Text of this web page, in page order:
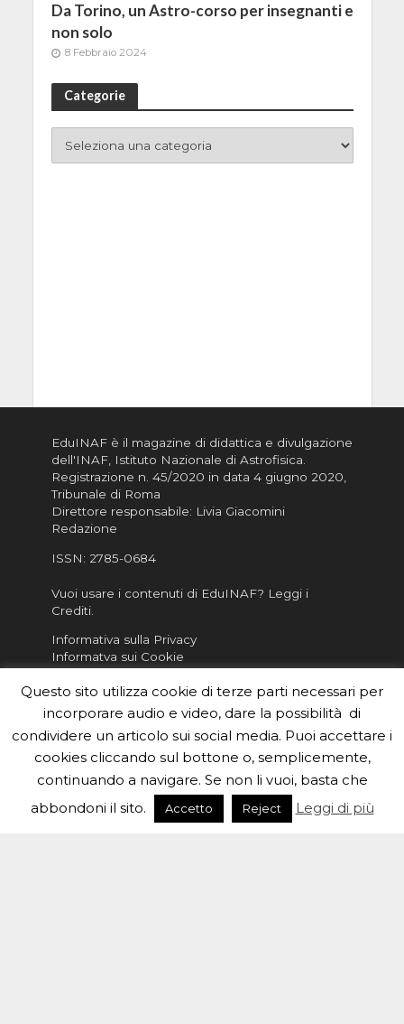
Da Torino, un Astro-corso per insegnanti e
non solo
8 Febbraio 2024
Categorie
EduINAF è il magazine di didattica e divulgazione
dell'INAF, Istituto Nazionale di Astrofisica.
Registrazione n. 45/2020 in data 4 giugno 2020,
Tribunale di Roma
Direttore responsabile: Livia Giacomini
Redazione
ISSN: 2785-0684
Vuoi usare i contenuti di EduINAF? Leggi i
Crediti.
Informativa sulla Privacy
Informatva sui Cookie
Per la rubrica de l'Astronomo risponde, per
inviarci le tue foto o i tuoi contributi, scrivici a
il form
Sei un insegnante? Scarica la nostrabrochureda
distribuire nella tua scuola e…
Questo sito utilizza cookie di terze parti necessari per
incorporare audio e video, dare la possibilità di
condividere un articolo sui social media. Puoi accettare i
cookies cliccando sul bottone o, semplicemente,
continuando a navigare. Se non li vuoi, basta che
abbondoni il sito.
Accetto Reject Leggi di più